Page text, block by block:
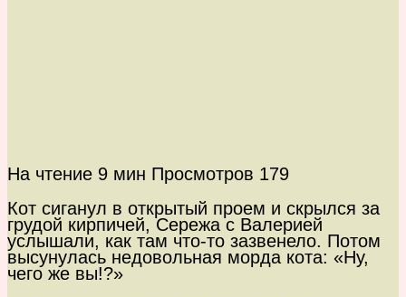
На чтение 9 мин Просмотров 179
Кот сиганул в открытый проем и скрылся за
грудой кирпичей, Сережа с Валерией
услышали, как там что-то зазвенело. Потом
высунулась недовольная морда кота: «Ну,
чего же вы!?»